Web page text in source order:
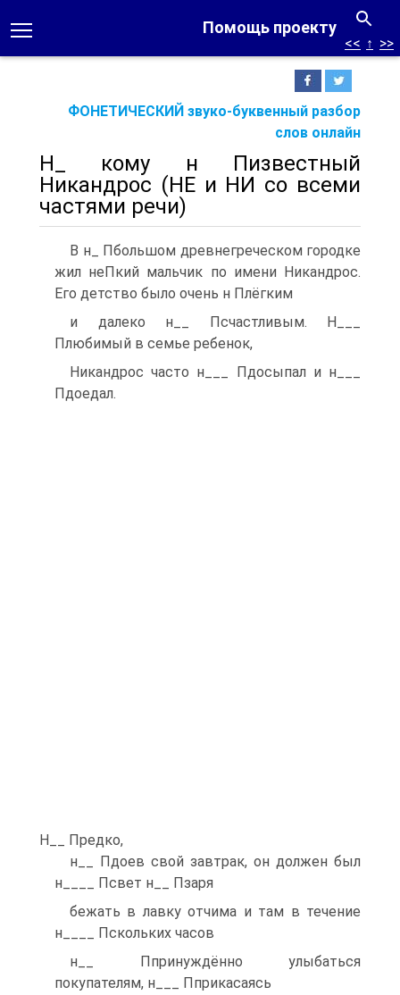
Помощь проекту
ФОНЕТИЧЕСКИЙ звуко-буквенный разбор
слов онлайн
<< ↑ >>
Н_ кому н Пизвестный
Никандрос (НЕ и НИ со всеми
частями речи)
В н_ Пбольшом древнегреческом городке
жил неПкий мальчик по имени Никандрос.
Его детство было очень н Плёгким
и далеко н__ Псчастливым. Н___
Плюбимый в семье ребенок,
Никандрос часто н___ Пдосыпал и н___
Пдоедал.
Н__ Предко,
н__ Пдоев свой завтрак, он должен был
н____ Псвет н__ Пзаря
бежать в лавку отчима и там в течение
н____ Пскольких часов
н__ Ппринуждённо улыбаться
покупателям, н___ Пприкасаясь